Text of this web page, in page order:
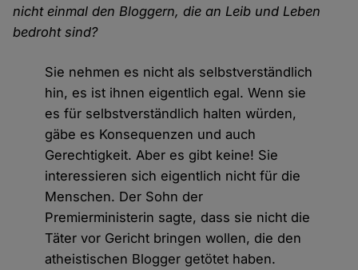
nicht einmal den Bloggern, die an Leib und Leben
bedroht sind?
Sie nehmen es nicht als selbstverständlich
hin, es ist ihnen eigentlich egal. Wenn sie
es für selbstverständlich halten würden,
gäbe es Konsequenzen und auch
Gerechtigkeit. Aber es gibt keine! Sie
interessieren sich eigentlich nicht für die
Menschen. Der Sohn der
Premierministerin sagte, dass sie nicht die
Täter vor Gericht bringen wollen, die den
atheistischen Blogger getötet haben.